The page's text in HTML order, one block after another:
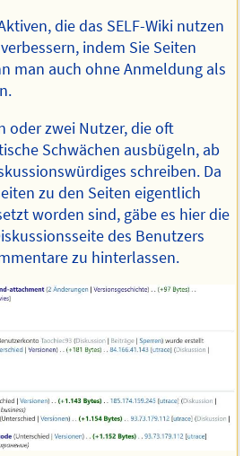
die das SELF-Wiki nutzen
indem Sie Seiten
man auch ohne Anmeldung als
oder zwei Nutzer, die oft
Schwächen ausbügeln, ab
schreiben. Da
zu den Seiten eigentlich
worden sind, gäbe es hier die
des Benutzers
zu hinterlassen.